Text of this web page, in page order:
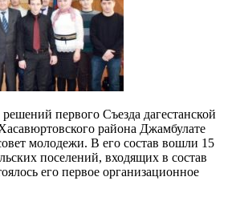
первого Съезда дагестанской
района Джамбулате
молодежи. В его состав вошли 15
поселений, входящих в состав
его первое организационное